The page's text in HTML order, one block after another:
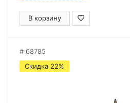
В корзину
68785
Скидка 22%